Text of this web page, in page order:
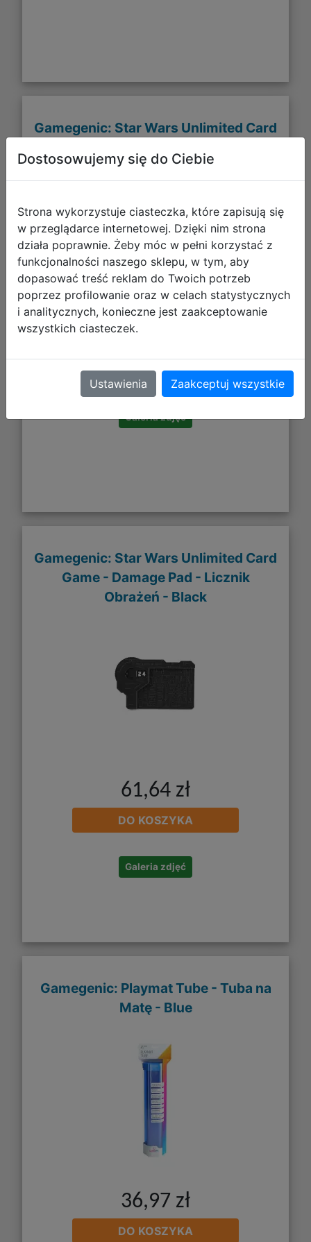
Gamegenic: Star Wars Unlimited Card
DO KOSZYKA
Galeria zdjęć
Gamegenic: Star Wars Unlimited Card
Game - Damage Pad - Licznik
Obrażeń - Black
61,64 zł
DO KOSZYKA
Galeria zdjęć
Gamegenic: Playmat Tube - Tuba na
Matę - Blue
36,97 zł
DO KOSZYKA
Dostosowujemy się do Ciebie
Strona wykorzystuje ciasteczka, które zapisują się
w przeglądarce internetowej. Dzięki nim strona
działa poprawnie. Żeby móc w pełni korzystać z
funkcjonalności naszego sklepu, w tym, aby
dopasować treść reklam do Twoich potrzeb
poprzez profilowanie oraz w celach statystycznych
i analitycznych, konieczne jest zaakceptowanie
wszystkich ciasteczek.
Ustawienia Zaakceptuj wszystkie